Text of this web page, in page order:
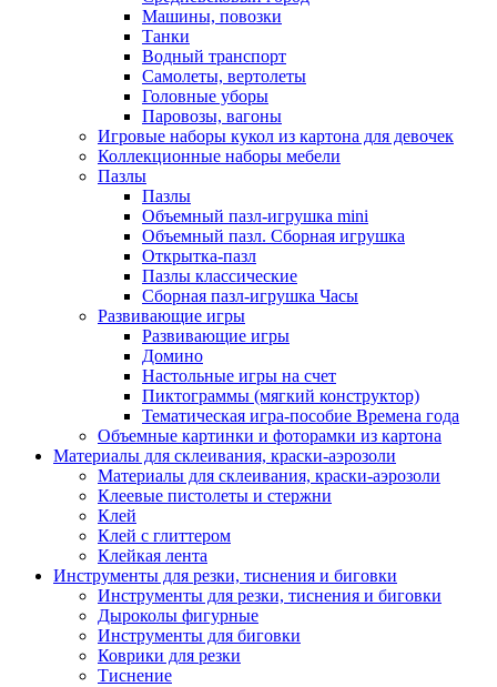
Машины, повозки
Танки
Водный транспорт
Самолеты, вертолеты
Головные уборы
Паровозы, вагоны
Игровые наборы кукол из картона для девочек
Коллекционные наборы мебели
Пазлы
Пазлы
Объемный пазл-игрушка mini
Объемный пазл. Сборная игрушка
Открытка-пазл
Пазлы классические
Сборная пазл-игрушка Часы
Развивающие игры
Развивающие игры
Домино
Настольные игры на счет
Пиктограммы (мягкий конструктор)
Тематическая игра-пособие Времена года
Объемные картинки и фоторамки из картона
Материалы для склеивания, краски-аэрозоли
Материалы для склеивания, краски-аэрозоли
Клеевые пистолеты и стержни
Клей
Клей с глиттером
Клейкая лента
Инструменты для резки, тиснения и биговки
Инструменты для резки, тиснения и биговки
Дыроколы фигурные
Инструменты для биговки
Коврики для резки
Тиснение